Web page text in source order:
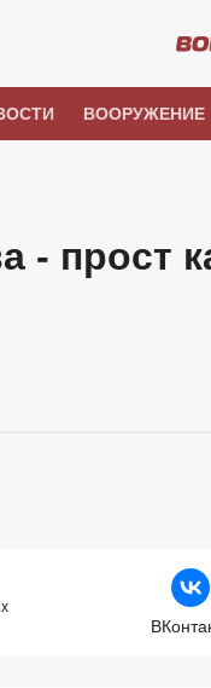
ВООРУЖЕНИЕ
- прост